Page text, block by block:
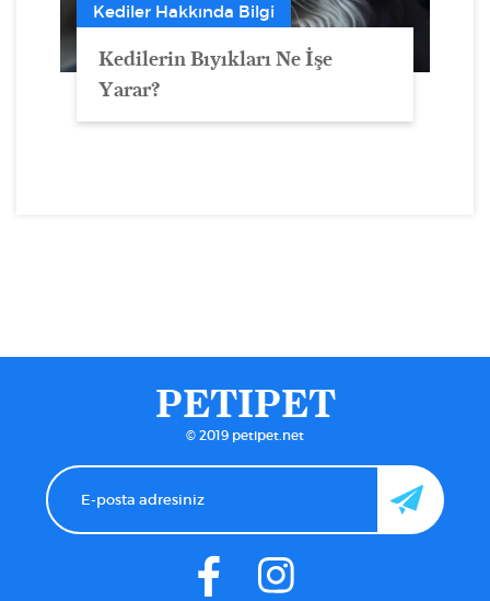
Kediler Hakkında Bilgi
Kedilerin Bıyıkları Ne İşe
Yarar?
PETIPET
© 2019 petipet.net